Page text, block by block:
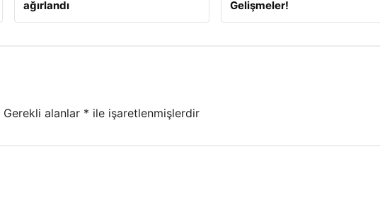
ağırlandı
Gelişmeler!
Gerekli alanlar * ile işaretlenmişlerdir